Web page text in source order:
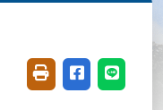
友善列印(開新視窗)
分享至臉書(
分享至